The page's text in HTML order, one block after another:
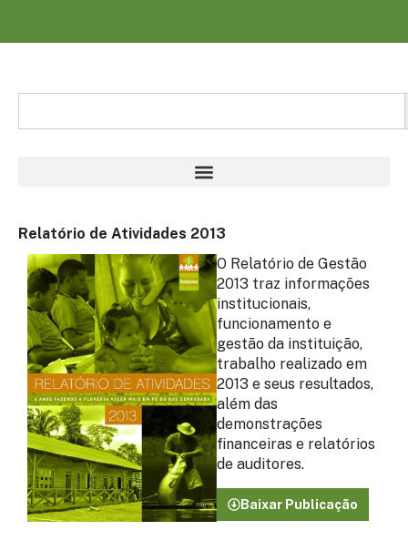
Relatório de Atividades 2013
O Relatório de Gestão
2013 traz informações
institucionais,
funcionamento e
gestão da instituição,
trabalho realizado em
2013 e seus resultados,
além das
demonstrações
financeiras e relatórios
de auditores.
Baixar Publicação